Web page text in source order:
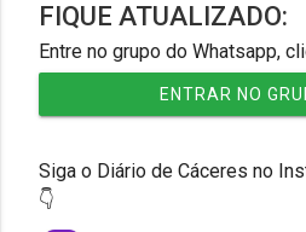
FIQUE ATUALIZADO:
Entre no grupo do Whatsapp,
ENTRAR NO
Siga o Diário de Cáceres no
👇